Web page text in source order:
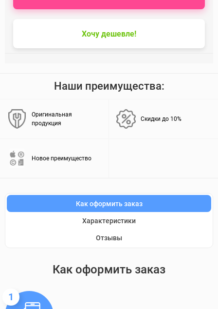
Хочу дешевле!
Наши преимущества:
Оригинальная
продукция
Скидки до 10%
Новое преимущество
Как оформить заказ
Характеристики
Отзывы
Как оформить заказ
1